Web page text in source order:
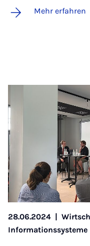
Mehr erfahren
28.06.2024 |
Informationssysteme